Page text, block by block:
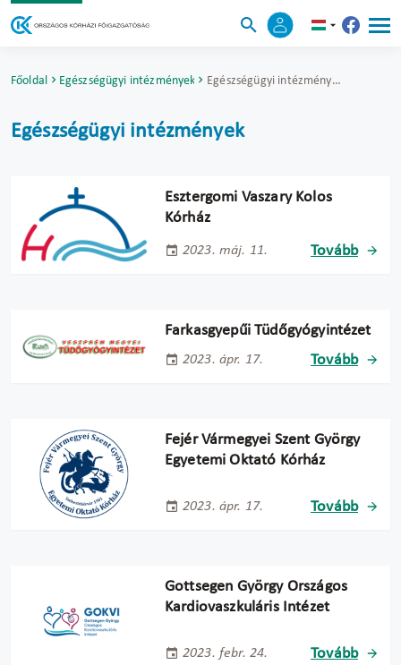
Főoldal Egészségügyi intézmények Egészségügyi intézmények
Egészségügyi intézmények
Esztergomi Vaszary Kolos
Kórház
2023. máj. 11. Tovább
Farkasgyepűi Tüdőgyógyintézet
2023. ápr. 17. Tovább
Fejér Vármegyei Szent György
Egyetemi Oktató Kórház
2023. ápr. 17. Tovább
Gottsegen György Országos
Kardiovaszkuláris Intézet
2023. febr. 24. Tovább